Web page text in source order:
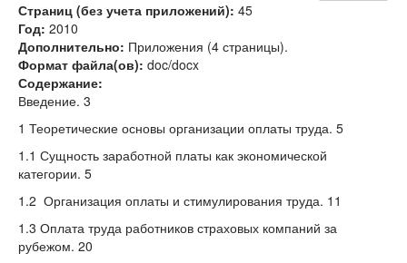
Страниц (без учета приложений): 45
Год: 2010
Дополнительно: Приложения (4 страницы).
Формат файла(ов): doc/docx
Содержание:
Введение. 3
1 Теоретические основы организации оплаты труда. 5
1.1 Сущность заработной платы как экономической
категории. 5
1.2 Организация оплаты и стимулирования труда. 11
1.3 Оплата труда работников страховых компаний за
рубежом. 20